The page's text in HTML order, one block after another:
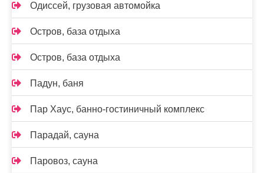
Одиссей, грузовая автомойка
Остров, база отдыха
Остров, база отдыха
Падун, баня
Пар Хаус, банно-гостиничный комплекс
Парадай, сауна
Паровоз, сауна